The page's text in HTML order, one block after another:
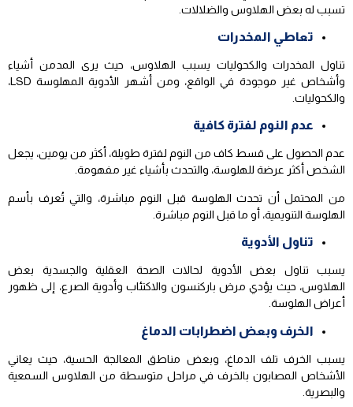
تسبب له بعض الهلاوس والضلالات.
تعاطي المخدرات
تناول المخدرات والكحوليات يسبب الهلاوس، حيث يرى المدمن أشياء
وأشخاص غير موجودة في الواقع، ومن أشهر الأدوية المهلوسة LSD،
والكحوليات.
عدم النوم لفترة كافية
عدم الحصول على قسط كاف من النوم لفترة طويلة، أكثر من يومين، يجعل
الشخص أكثر عرضة للهلوسة، والتحدث بأشياء غير مفهومة.
من المحتمل أن تحدث الهلوسة قبل النوم مباشرة، والتي تُعرف بأسم
الهلوسة التنويمية، أو ما قبل النوم مباشرة.
تناول الأدوية
يسبب تناول بعض الأدوية لحالات الصحة العقلية والجسدية بعض
الهلاوس، حيث يؤدي مرض باركنسون والاكتئاب وأدوية الصرع، إلى ظهور
أعراض الهلوسة.
الخرف وبعض اضطرابات الدماغ
يسبب الخرف تلف الدماغ، وبعض مناطق المعالجة الحسية، حيث يعاني
الأشخاص المصابون بالخرف في مراحل متوسطة من الهلاوس السمعية
والبصرية.